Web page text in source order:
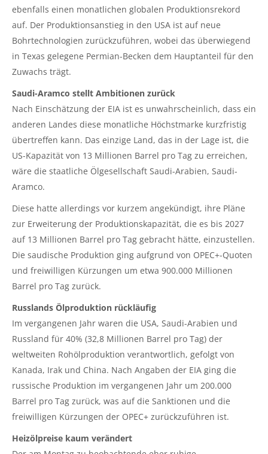
ebenfalls einen monatlichen globalen Produktionsrekord
auf. Der Produktionsanstieg in den USA ist auf neue
Bohrtechnologien zurückzuführen, wobei das überwiegend
in Texas gelegene Permian-Becken dem Hauptanteil für den
Zuwachs trägt.
Saudi-Aramco stellt Ambitionen zurück
Nach Einschätzung der EIA ist es unwahrscheinlich, dass ein
anderen Landes diese monatliche Höchstmarke kurzfristig
übertreffen kann. Das einzige Land, das in der Lage ist, die
US-Kapazität von 13 Millionen Barrel pro Tag zu erreichen,
wäre die staatliche Ölgesellschaft Saudi-Arabien, Saudi-
Aramco.
Diese hatte allerdings vor kurzem angekündigt, ihre Pläne
zur Erweiterung der Produktionskapazität, die es bis 2027
auf 13 Millionen Barrel pro Tag gebracht hätte, einzustellen.
Die saudische Produktion ging aufgrund von OPEC+-Quoten
und freiwilligen Kürzungen um etwa 900.000 Millionen
Barrel pro Tag zurück.
Russlands Ölproduktion rückläufig
Im vergangenen Jahr waren die USA, Saudi-Arabien und
Russland für 40% (32,8 Millionen Barrel pro Tag) der
weltweiten Rohölproduktion verantwortlich, gefolgt von
Kanada, Irak und China. Nach Angaben der EIA ging die
russische Produktion im vergangenen Jahr um 200.000
Barrel pro Tag zurück, was auf die Sanktionen und die
freiwilligen Kürzungen der OPEC+ zurückzuführen ist.
Heizölpreise kaum verändert